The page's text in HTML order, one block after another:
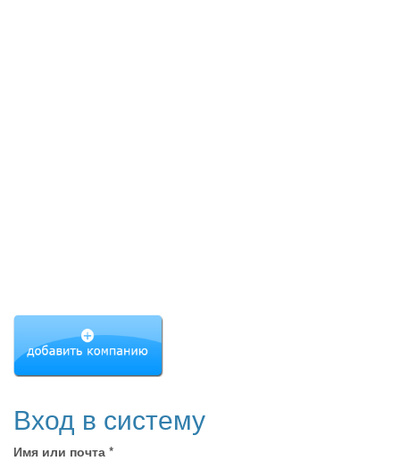
Вход в систему
Имя или почта *